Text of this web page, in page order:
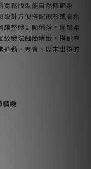
寬鬆版型能自然修飾身
設計方便搭配襯衫或高領
讓整體更顯俐落。蓬鬆柔
紋織法細節精緻，搭配窄
通勤、聚會、周末出遊的
精緻